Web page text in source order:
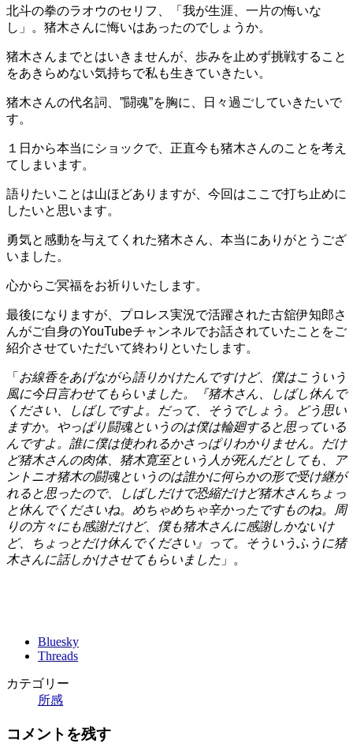
北斗の拳のラオウのセリフ、「我が生涯、一片の悔いな
し」。猪木さんに悔いはあったのでしょうか。
猪木さんまでとはいきませんが、歩みを止めず挑戦すること
をあきらめない気持ちで私も生きていきたい。
猪木さんの代名詞、”闘魂”を胸に、日々過ごしていきたいで
す。
１日から本当にショックで、正直今も猪木さんのことを考え
てしまいます。
語りたいことは山ほどありますが、今回はここで打ち止めに
したいと思います。
勇気と感動を与えてくれた猪木さん、本当にありがとうござ
いました。
心からご冥福をお祈りいたします。
最後になりますが、プロレス実況で活躍された古舘伊知郎さ
んがご自身のYouTubeチャンネルでお話されていたことをご
紹介させていただいて終わりといたします。
「 お線香をあげながら語りかけたんですけど、僕はこういう
風に今日言わせてもらいました。『猪木さん、しばし休んで
ください、しばしですよ。だって、そうでしょう。どう思い
ますか。やっぱり闘魂というのは僕は輪廻すると思っている
んですよ。誰に僕は使われるかさっぱりわかりません。だけ
ど猪木さんの肉体、猪木寛至という人が死んだとしても、ア
ントニオ猪木の闘魂というのは誰かに何らかの形で受け継が
れると思ったので、しばしだけで恐縮だけど猪木さんちょっ
と休んでくださいね。めちゃめちゃ辛かったですものね。周
りの方々にも感謝だけど、僕も猪木さんに感謝しかないけ
ど、ちょっとだけ休んでください』って。そういうふうに猪
木さんに話しかけさせてもらいました 」。
Bluesky
Threads
カテゴリー
所感
コメントを残す